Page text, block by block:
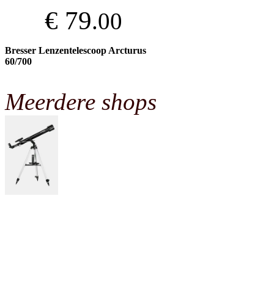
€ 79.00
Bresser Lenzentelescoop Arcturus
60/700
Meerdere shops